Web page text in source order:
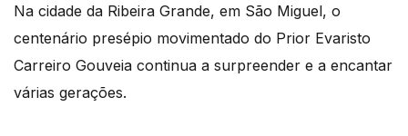
Na cidade da Ribeira Grande, em São Miguel, o
centenário presépio movimentado do Prior Evaristo
Carreiro Gouveia continua a surpreender e a encantar
várias gerações.